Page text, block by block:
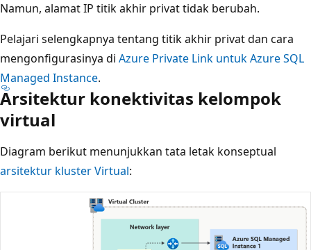
Namun, alamat IP titik akhir privat tidak berubah.
Pelajari selengkapnya tentang titik akhir privat dan cara
mengonfigurasinya di Azure Private Link untuk Azure SQL
Managed Instance.
Arsitektur konektivitas kelompok
virtual
Diagram berikut menunjukkan tata letak konseptual
arsitektur kluster Virtual: